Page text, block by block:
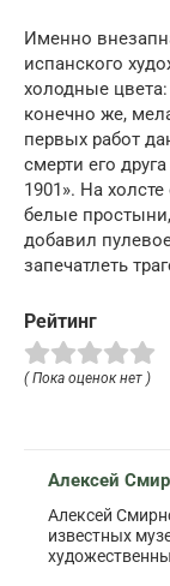
Именно
испанского
холодные
конечно же,
первых работ
смерти его
1901». На
белые
добавил
запечатлеть
Рейтинг
( Пока оценок нет )
Алексей
Алексей
известных